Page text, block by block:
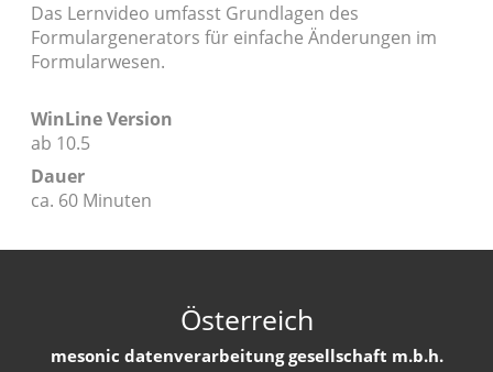
Das Lernvideo umfasst Grundlagen des
Formulargenerators für einfache Änderungen im
Formularwesen.
WinLine Version
ab 10.5
Dauer
ca. 60 Minuten
Österreich
mesonic datenverarbeitung gesellschaft m.b.h.